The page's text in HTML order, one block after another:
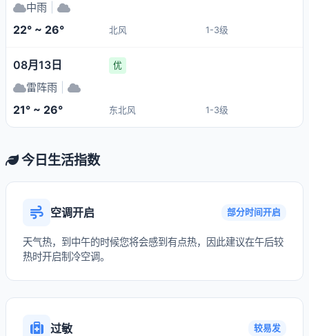
中雨
22° ~ 26° 北风 1-3级
08月13日 优
雷阵雨
21° ~ 26° 东北风 1-3级
今日生活指数
空调开启 部分时间开启
天气热，到中午的时候您将会感到有点热，因此建议在午后较
热时开启制冷空调。
过敏 较易发